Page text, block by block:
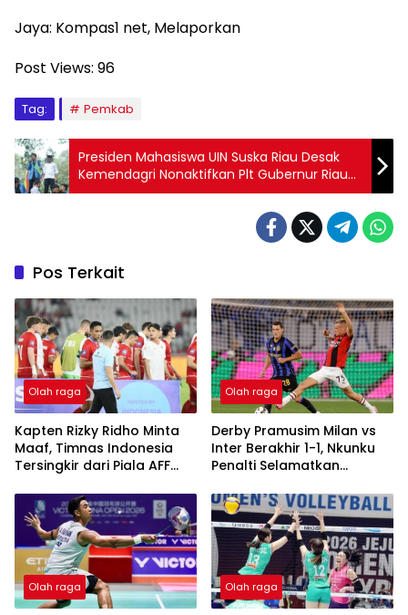
Jaya: Kompas1 net, Melaporkan
Post Views: 96
Tag: Pemkab
Presiden Mahasiswa UIN Suska Riau Desak
Kemendagri Nonaktifkan Plt Gubernur Riau
Usai Penemuan Uang Tunai yang Disita KPK
Pos Terkait
Olah raga
Kapten Rizky Ridho Minta
Maaf, Timnas Indonesia
Tersingkir dari Piala AFF
Olah raga
Derby Pramusim Milan vs
Inter Berakhir 1-1, Nkunku
Penalti Selamatkan
Olah raga Olah raga